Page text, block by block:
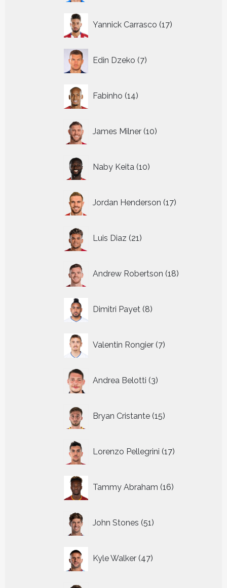
Yannick Carrasco 17
producten
Edin Dzeko 7
producten
Fabinho 14
producten
James Milner 10
producten
Naby Keita 10
producten
Jordan Henderson 17
producten
Luis Diaz 21
producten
Andrew Robertson 18
producten
Dimitri Payet 8
producten
Valentin Rongier 7
producten
Andrea Belotti 3
producten
Bryan Cristante 15
producten
Lorenzo Pellegrini 17
producten
Tammy Abraham 16
producten
John Stones 51
producten
Kyle Walker 47
producten